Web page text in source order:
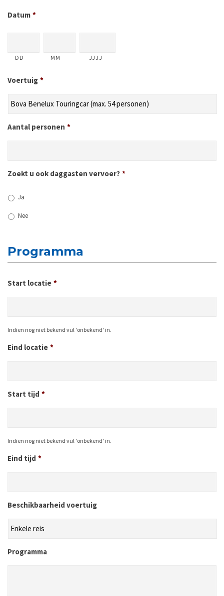
Datum *
DD MM JJJJ
Voertuig *
Aantal personen *
Zoekt u ook daggasten vervoer? *
Ja
Nee
Programma
Start locatie *
Indien nog niet bekend vul 'onbekend' in.
Eind locatie *
Start tijd *
Indien nog niet bekend vul 'onbekend' in.
Eind tijd *
Beschikbaarheid voertuig
Programma